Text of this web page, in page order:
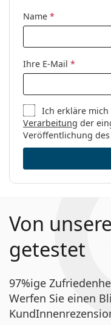
Name *
Ihre E-Mail *
Ich erkläre
Verarbeitung der
Veröffentlichung
Von
getestet
97%ige
Werfen Sie einen